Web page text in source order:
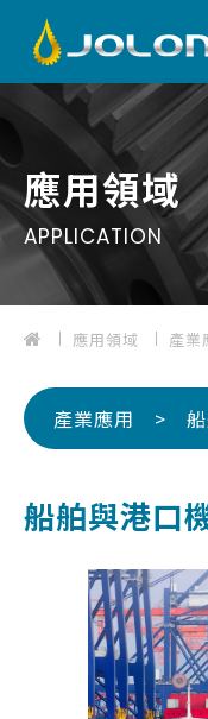
EN
03
應用領域
04
最新消息
05
檔案下載
詢價車
應用領域
APPLICATION
應用領域 產業
產業應用 > 船
船舶與港口